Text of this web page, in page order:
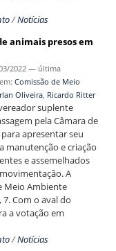
/Notícias
animais presos em
2022 — última
Comissão de Meio
Oliveira, Ricardo Ritter
suplente
pela Câmara de
apresentar seu
manutenção e criação
e assemelhados
A
Meio Ambiente
Com o aval do
a votação em
/Notícias